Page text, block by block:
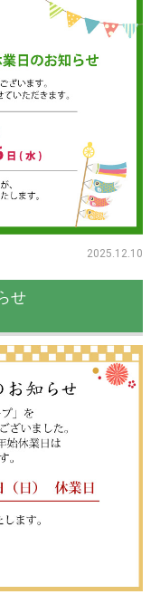
2025.12.10
せ